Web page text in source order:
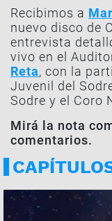
Recibimos a
nuevo disco de
entrevista
vivo en el
Reta, con la
Juvenil del
Sodre y el Coro
Mirá la nota
comentarios.